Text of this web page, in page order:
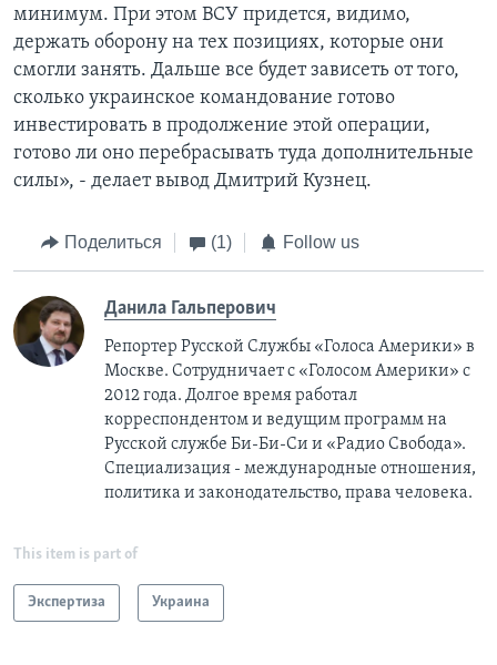
минимум. При этом ВСУ придется, видимо,
держать оборону на тех позициях, которые они
смогли занять. Дальше все будет зависеть от того,
сколько украинское командование готово
инвестировать в продолжение этой операции,
готово ли оно перебрасывать туда дополнительные
силы», - делает вывод Дмитрий Кузнец.
Поделиться (1) Follow us
Данила Гальперович
Репортер Русской Службы «Голоса Америки» в
Москве. Сотрудничает с «Голосом Америки» с
2012 года. Долгое время работал
корреспондентом и ведущим программ на
Русской службе Би-Би-Си и «Радио Свобода».
Специализация - международные отношения,
политика и законодательство, права человека.
This item is part of
Экспертиза Украина